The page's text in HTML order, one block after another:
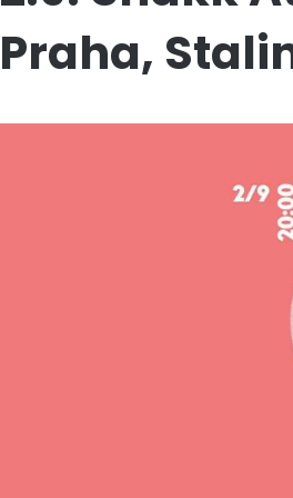
Praha,